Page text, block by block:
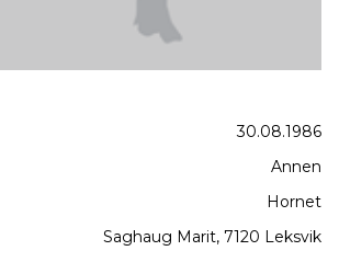
30.08.1986
Annen
Hornet
Saghaug Marit, 7120 Leksvik